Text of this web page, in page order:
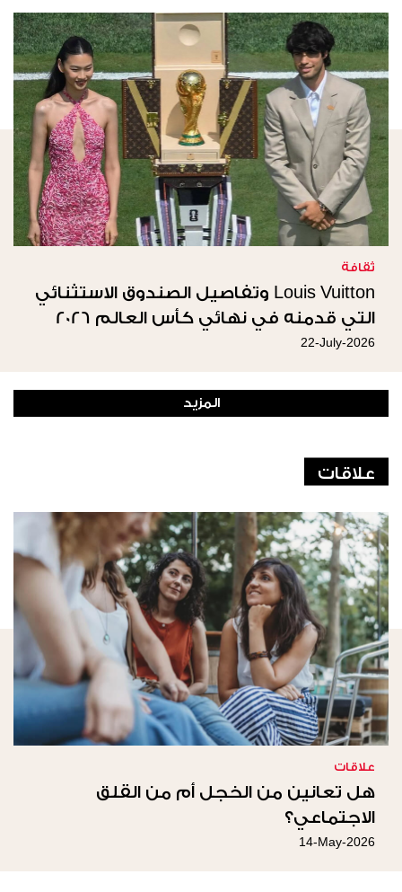
ثقافة
Louis Vuitton وتفاصيل الصندوق الاستثنائي
التي قدمنه في نهائي كأس العالم 2026
22-July-2026
المزيد
علاقات
علاقات
هل تعانين من الخجل أم من القلق
الاجتماعي؟
14-May-2026